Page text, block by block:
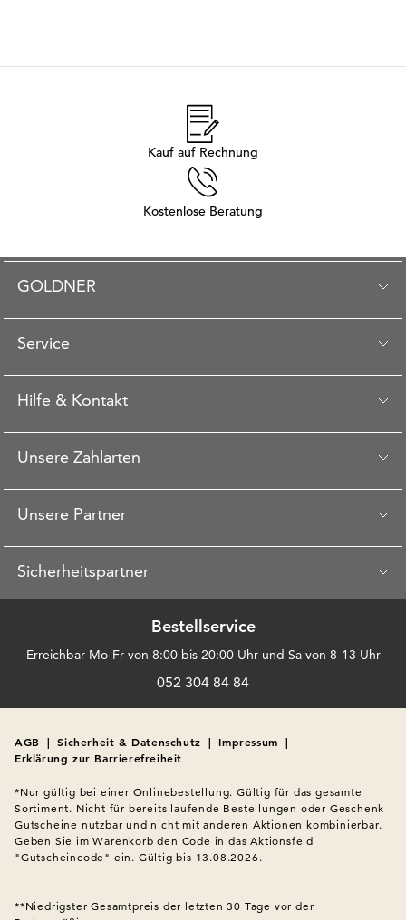
Kauf auf Rechnung
Kostenlose Beratung
GOLDNER
Service
Hilfe & Kontakt
Unsere Zahlarten
Unsere Partner
Sicherheitspartner
Bestellservice
Erreichbar Mo-Fr von 8:00 bis 20:00 Uhr und Sa von 8-13 Uhr
052 304 84 84
AGB | Sicherheit & Datenschutz | Impressum |
Erklärung zur Barrierefreiheit
*Nur gültig bei einer Onlinebestellung. Gültig für das gesamte
Sortiment. Nicht für bereits laufende Bestellungen oder Geschenk-
Gutscheine nutzbar und nicht mit anderen Aktionen kombinierbar.
Geben Sie im Warenkorb den Code in das Aktionsfeld
"Gutscheincode" ein. Gültig bis 13.08.2026.
**Niedrigster Gesamtpreis der letzten 30 Tage vor der